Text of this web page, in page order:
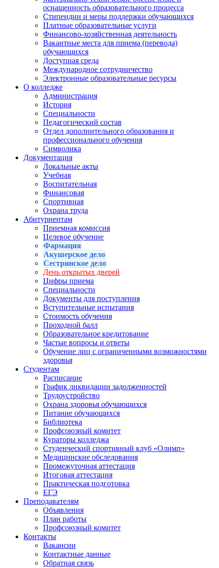
оснащенность образовательного процесса
Стипендии и меры поддержки обучающихся
Платные образовательные услуги
Финансово-хозяйственная деятельность
Вакантные места для приема (перевода)
обучающихся
Доступная среда
Международное сотрудничество
Электронные образовательные ресурсы
О колледже
Администрация
История
Специальности
Педагогический состав
Отдел дополнительного образования и
профессионального обучения
Символика
Документация
Локальные акты
Учебная
Воспитательная
Финансовая
Спортивная
Охрана труда
Абитуриентам
Приемная комиссия
Целевое обучение
Фармация
Акушерское дело
Сестринское дело
День открытых дверей
Цифры приема
Специальности
Документы для поступления
Вступительные испытания
Стоимость обучения
Проходной балл
Образовательное кредитование
Частые вопросы и ответы
Обучение лиц с ограниченными возможностями
здоровья
Студентам
Расписание
График ликвидации задолженностей
Трудоустройство
Охрана здоровья обучающихся
Питание обучающихся
Библиотека
Профсоюзный комитет
Кураторы колледжа
Студенческий спортивный клуб «Олимп»
Медицинские обследования
Промежуточная аттестация
Итоговая аттестация
Практическая подготовка
ЕГЭ
Преподавателям
Объявления
План работы
Профсоюзный комитет
Контакты
Вакансии
Контактные данные
Обратная связь